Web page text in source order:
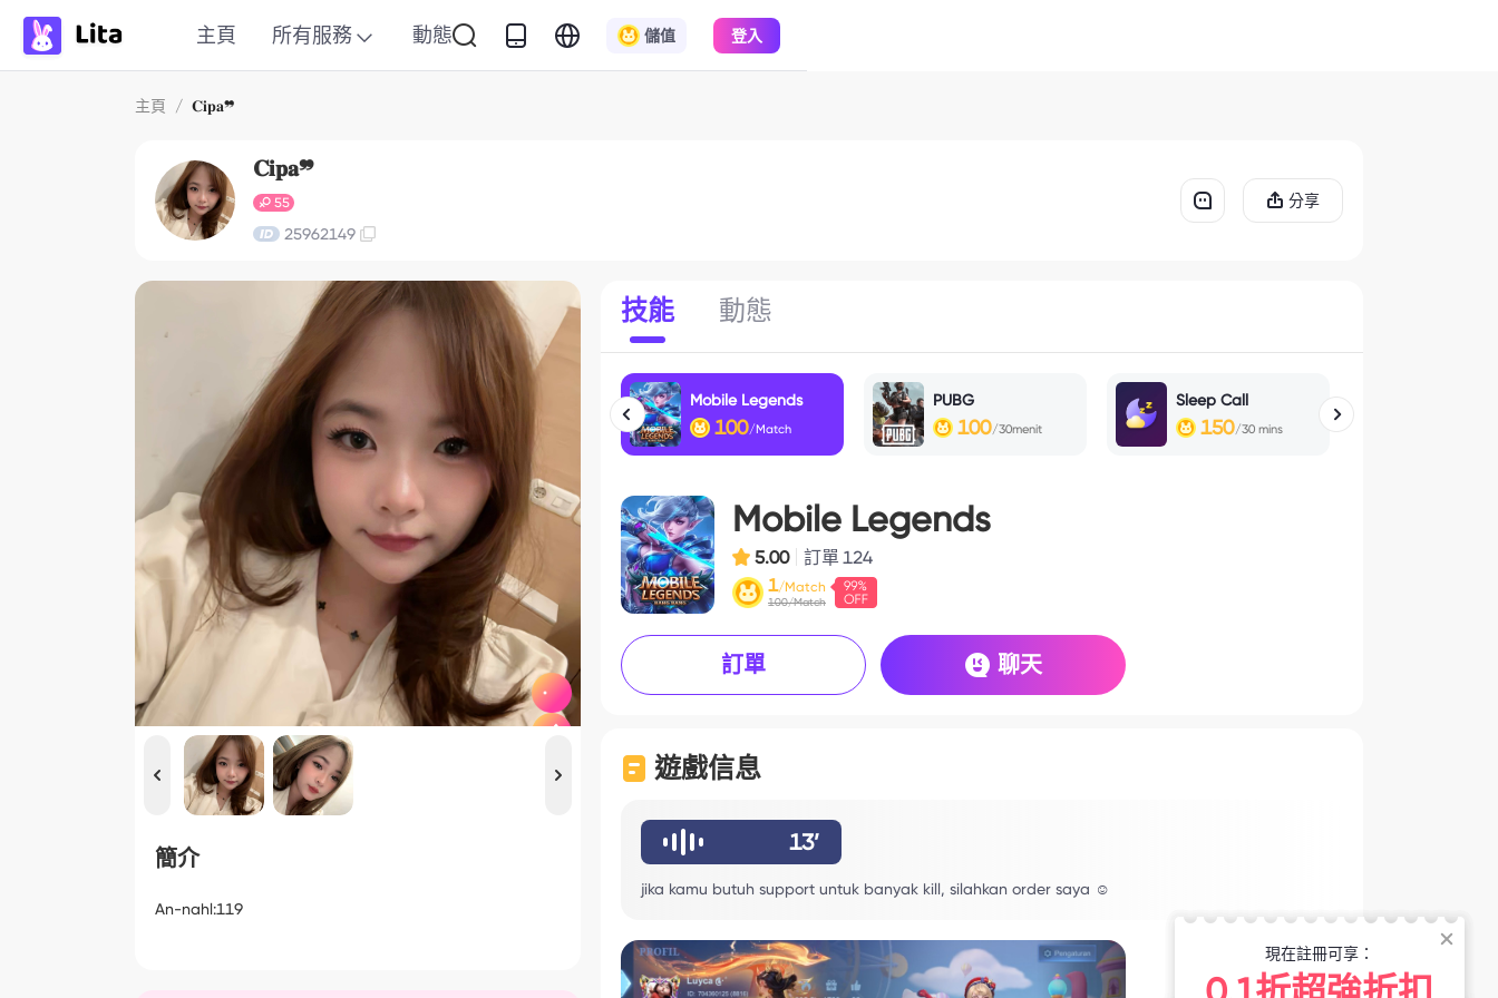
主頁 所有服務 動態 儲值 登入
主頁 / 𝐂𝐢𝐩𝐚❞
𝐂𝐢𝐩𝐚❞
55
25962149
分享
簡介
An-nahl:119
技能 動態
Mobile Legends
100/Match
PUBG
100/30menit
Sleep Call
150/30 mins
Mobile Legends
5.00 訂單 124
1/Match
100/Match
訂單 聊天
遊戲信息
13’
jika kamu butuh support untuk banyak kill, silahkan order saya ☺️
現在註冊可享：